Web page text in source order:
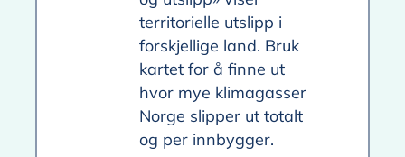
territorielle utslipp i
forskjellige land. Bruk
kartet for å finne ut
hvor mye klimagasser
Norge slipper ut totalt
og per innbygger.